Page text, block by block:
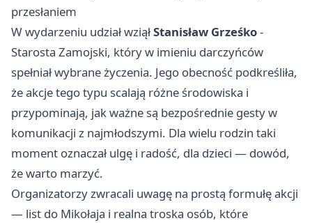
przesłaniem
W wydarzeniu udział wziąłStanisław Grześko-
Starosta Zamojski, który w imieniu darczyńców
spełniał wybrane życzenia. Jego obecność podkreśliła,
że akcje tego typu scalają różne środowiska i
przypominają, jak ważne są bezpośrednie gesty w
komunikacji z najmłodszymi. Dla wielu rodzin taki
moment oznaczał ulgę i radość, dla dzieci — dowód,
że warto marzyć.
Organizatorzy zwracali uwagę na prostą formułę akcji
— list do Mikołaja i realna troska osób, które